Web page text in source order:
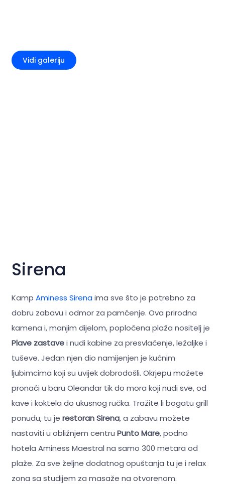
Vidi galeriju
Sirena
Kamp Aminess Sirenaima sve što je potrebno za
dobru zabavu i odmor za pamćenje. Ova prirodna
kamena i, manjim dijelom, popločena plaža nositelj je
Plave zastavei nudi kabine za presvlačenje, ležaljke i
tuševe. Jedan njen dio namijenjen je kućnim
ljubimcima koji su uvijek dobrodošli. Okrjepu možete
pronaći u baru Oleandar tik do mora koji nudi sve, od
kave i koktela do ukusnog ručka. Tražite li bogatu grill
ponudu, tu je restoran Sirena, a zabavu možete
nastaviti u obližnjem centru Punto Mare, podno
hotela Aminess Maestral na samo 300 metara od
plaže. Za sve željne dodatnog opuštanja tu je i relax
zona sa studijem za masaže na otvorenom.